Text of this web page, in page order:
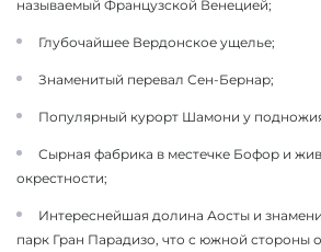
называемый Французской Венецией;
Глубочайшее Вердонское ущелье;
Знаменитый перевал Сен-Бернар;
Популярный курорт Шамони у
Сырная фабрика в местечке Бофор и
окрестности;
Интереснейшая долина Аосты и
парк Гран Парадизо, что с южной стороны